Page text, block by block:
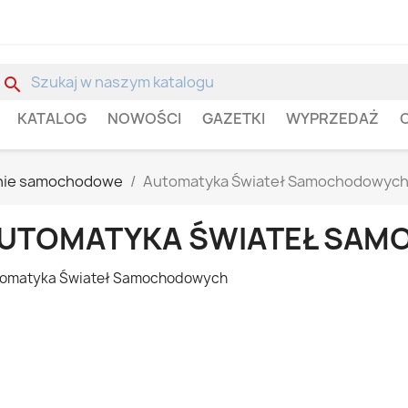
search
KATALOG NOWOŚCI GAZETKI WYPRZEDAŻ
samochodowe Automatyka Świateł Samochodowych
ŚWIATEŁ
Świateł Samochodowych